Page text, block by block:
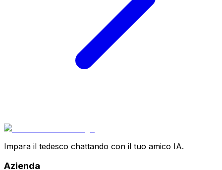
Impara il tedesco chattando con il tuo amico IA.
Azienda